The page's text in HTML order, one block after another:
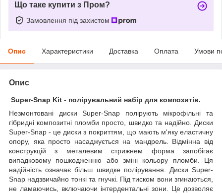
Що таке купити з Пром?
Замовлення під захистом
Опис Характеристики Доставка Оплата Умови
Опис
Super-Snap Kit - полірувальний набір для композитів.
Незмонтовані диски Super-Snap полірують мікрофільні та
гібридні композитні пломби просто, швидко та надійно. Диски
Super-Snap - це диски з покриттям, що мають м'яку еластичну
опору, яка просто насаджується на мандрель. Відмінна від
конструкцій з металевим стрижнем форма запобігає
випадковому пошкодженню або зміні кольору пломби. Ця
надійність означає більш швидке полірування. Диски Super-
Snap надзвичайно тонкі та гнучкі. Під тиском вони згинаються,
не ламаючись, включаючи інтердентальні зони. Це дозволяє